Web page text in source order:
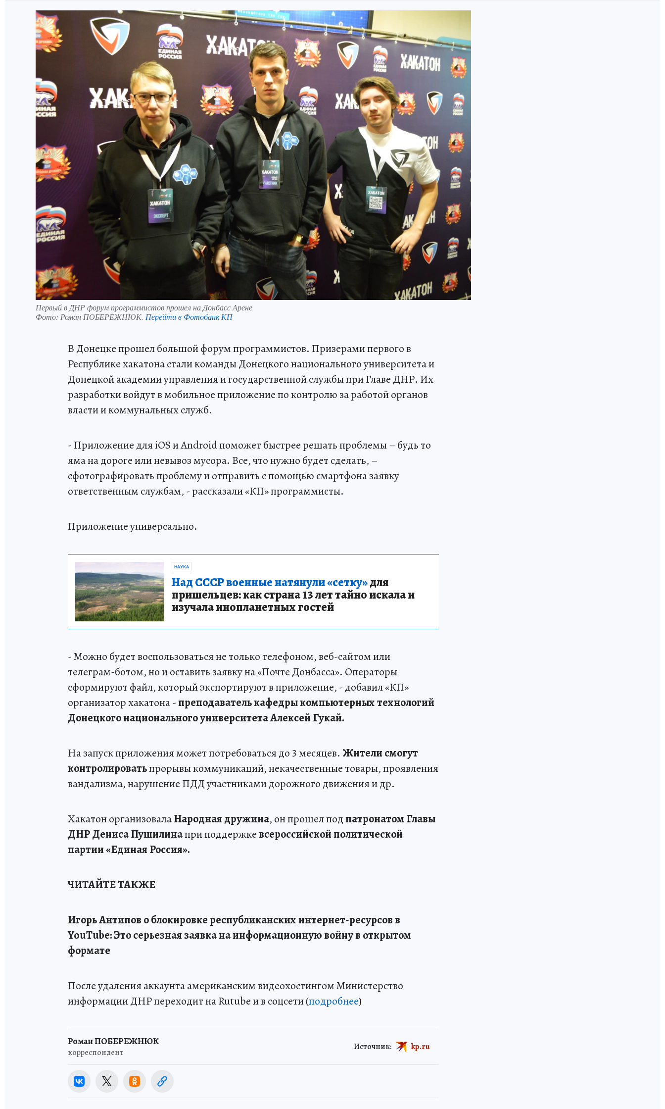
Первый в ДНР форум программистов прошел на Донбасс Арене
Фото: Роман ПОБЕРЕЖНЮК. Перейти в Фотобанк КП
В Донецке прошел большой форум программистов. Призерами первого в
Республике хакатона стали команды Донецкого национального университета и
Донецкой академии управления и государственной службы при Главе ДНР. Их
разработки войдут в мобильное приложение по контролю за работой органов
власти и коммунальных служб.
- Приложение для iOS и Android поможет быстрее решать проблемы – будь то
яма на дороге или невывоз мусора. Все, что нужно будет сделать, –
сфотографировать проблему и отправить с помощью смартфона заявку
ответственным службам, - рассказали «КП» программисты.
Приложение универсально.
НАУКА
Над СССР военные натянули «сетку»для
пришельцев: как страна 13 лет тайно искала и
изучала инопланетных гостей
- Можно будет воспользоваться не только телефоном, веб-сайтом или
телеграм-ботом, но и оставить заявку на «Почте Донбасса». Операторы
сформируют файл, который экспортируют в приложение, - добавил «КП»
организатор хакатона -преподаватель кафедры компьютерных технологий
Донецкого национального университета Алексей Гукай.
На запуск приложения может потребоваться до 3 месяцев. Жители смогут
контролироватьпрорывы коммуникаций, некачественные товары, проявления
вандализма, нарушение ПДД участниками дорожного движения и др.
Хакатон организовалаНародная дружина, он прошел подпатронатом Главы
ДНР Дениса Пушилинапри поддержкевсероссийской политической
партии«Единая Россия».
ЧИТАЙТЕ ТАКЖЕ
Игорь Антипов о блокировке республиканских интернет-ресурсов в
YouTube: Это серьезная заявка на информационную войну в открытом
формате
После удаления аккаунта американским видеохостингом Министерство
информации ДНР переходит на Rutube и в соцсети (подробнее)
Роман ПОБЕРЕЖНЮК
корреспондент
Источник: kp.ru